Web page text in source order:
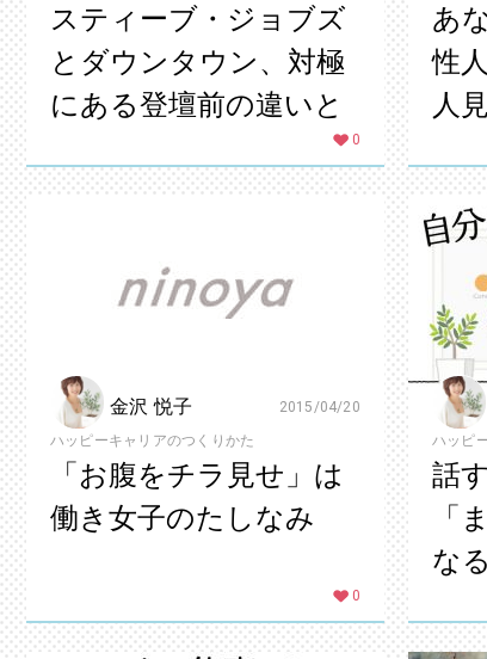
スティーブ・ジョブズ
とダウンタウン、対極
にある登壇前の違いと
0
あ
性
人
金沢 悦子
2015/04/20
ハッピーキャリアのつくりかた
「お腹をチラ見せ」は
働き女子のたしなみ
0
ハッピ
話
「
な